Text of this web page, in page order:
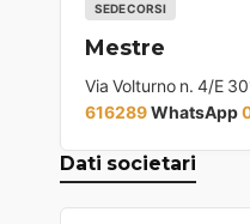
SEDE CORSI
Mestre
Via Volturno n. 4/E
616289WhatsApp
Dati societari